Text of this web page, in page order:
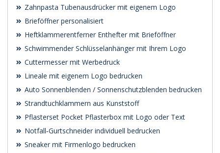
Zahnpasta Tubenausdrücker mit eigenem Logo
Brieföffner personalisiert
Heftklammerentferner Enthefter mit Brieföffner
Schwimmender Schlüsselanhänger mit Ihrem Logo
Cuttermesser mit Werbedruck
Lineale mit eigenem Logo bedrucken
Auto Sonnenblenden / Sonnenschutzblenden bedrucken
Strandtuchklammern aus Kunststoff
Pflasterset Pocket Pflasterbox mit Logo oder Text
Notfall‑Gurtschneider individuell bedrucken
Sneaker mit Firmenlogo bedrucken